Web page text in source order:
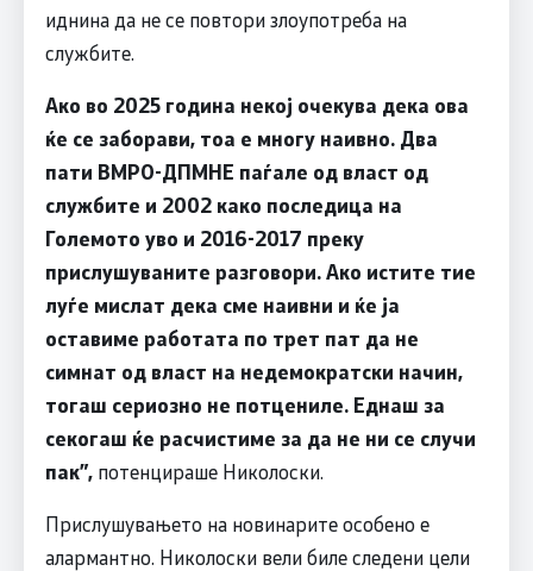
иднина да не се повтори злоупотреба на
службите.
Ако во 2025 година некој очекува дека ова
ќе се заборави, тоа е многу наивно. Два
пати ВМРО-ДПМНЕ паѓале од власт од
службите и 2002 како последица на
Големото уво и 2016-2017 преку
прислушуваните разговори. Ако истите тие
луѓе мислат дека сме наивни и ќе ја
оставиме работата по трет пат да не
симнат од власт на недемократски начин,
тогаш сериозно не потцениле. Еднаш за
секогаш ќе расчистиме за да не ни се случи
пак”,потенцираше Николоски.
Прислушувањето на новинарите особено е
алармантно. Николоски вели биле следени цели